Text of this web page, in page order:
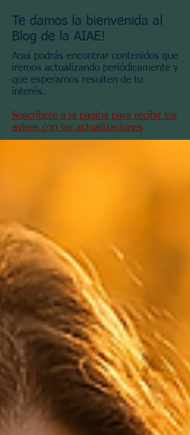
Te damos la bienvenida al
Blog de la AIAE!
Aquí podrás encontrar contenidos que
iremos actualizando periódicamente y
que esperamos resulten de tu
interés.
Suscríbete a la página para recibir los
avisos con las actualizaciones